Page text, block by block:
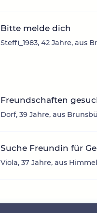
Bitte melde dich
Steffi_1983, 42 Jahre, aus
Freundschaften
Dorf, 39 Jahre, aus
Suche Freundin für
Viola, 37 Jahre, aus